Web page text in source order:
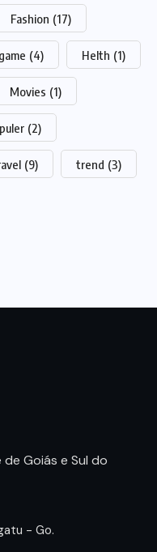
Fashion (17)
game (4) Helth (1)
Movies (1)
(2)
(9) trend (3)
Goiás e Sul do
- Go.